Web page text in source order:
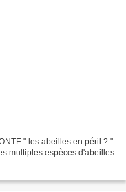
" les abeilles en péril ? "
multiples espèces d'abeilles